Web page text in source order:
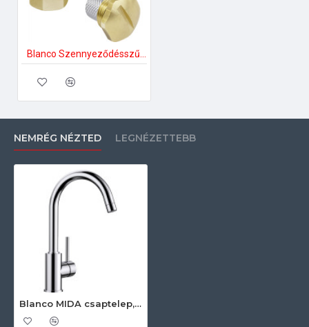
NEMRÉG NÉZTED LEGNÉZETTEBB
Blanco MIDA csaptelep, króm, HD 517742 Rozsdamentes acél csaptelep